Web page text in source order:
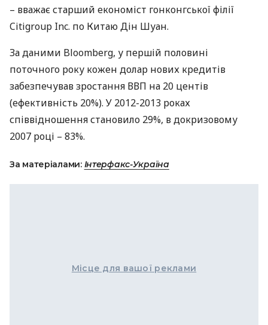
– вважає старший економіст гонконгської філії
Citigroup Inc. по Китаю Дін Шуан.
За даними Bloomberg, у першій половині
поточного року кожен долар нових кредитів
забезпечував зростання ВВП на 20 центів
(ефективність 20%). У 2012-2013 роках
співвідношення становило 29%, в ​​докризовому
2007 році – 83%.
За матеріалами: Інтерфакс-Україна
Місце для вашої реклами